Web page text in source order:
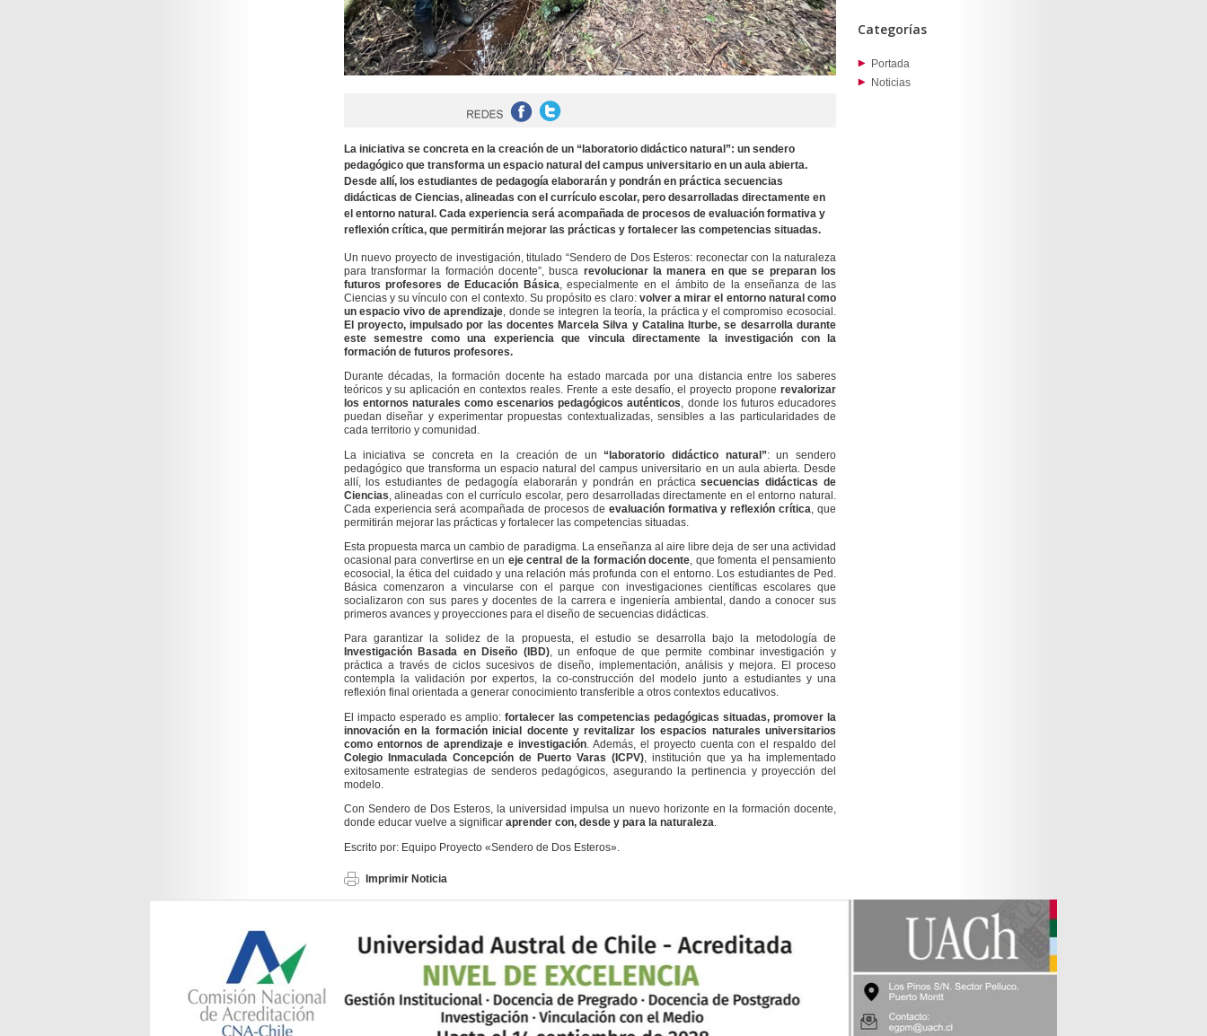
La iniciativa se concreta en la creación de un “laboratorio didáctico natural”: un sendero
pedagógico que transforma un espacio natural del campus universitario en un aula abierta.
Desde allí, los estudiantes de pedagogía elaborarán y pondrán en práctica secuencias
didácticas de Ciencias, alineadas con el currículo escolar, pero desarrolladas directamente en
el entorno natural. Cada experiencia será acompañada de procesos de evaluación formativa y
reflexión crítica, que permitirán mejorar las prácticas y fortalecer las competencias situadas.
Un nuevo proyecto de investigación, titulado “Sendero de Dos Esteros: reconectar con la naturaleza
para transformar la formación docente”, busca revolucionar la manera en que se preparan los
futuros profesores de Educación Básica, especialmente en el ámbito de la enseñanza de las
Ciencias y su vínculo con el contexto. Su propósito es claro: volver a mirar el entorno natural como
un espacio vivo de aprendizaje, donde se integren la teoría, la práctica y el compromiso ecosocial.
El proyecto, impulsado por las docentes Marcela Silva y Catalina Iturbe, se desarrolla durante
este semestre como una experiencia que vincula directamente la investigación con la
formación de futuros profesores.
Durante décadas, la formación docente ha estado marcada por una distancia entre los saberes
teóricos y su aplicación en contextos reales. Frente a este desafío, el proyecto propone revalorizar
los entornos naturales como escenarios pedagógicos auténticos, donde los futuros educadores
puedan diseñar y experimentar propuestas contextualizadas, sensibles a las particularidades de
cada territorio y comunidad.
La iniciativa se concreta en la creación de un “laboratorio didáctico natural”: un sendero
pedagógico que transforma un espacio natural del campus universitario en un aula abierta. Desde
allí, los estudiantes de pedagogía elaborarán y pondrán en prácticasecuencias didácticas de
Ciencias , alineadas con el currículo escolar, pero desarrolladas directamente en el entorno natural.
Cada experiencia será acompañada de procesos de evaluación formativa y reflexión crítica , que
permitirán mejorar las prácticas y fortalecer las competencias situadas.
Esta propuesta marca un cambio de paradigma. La enseñanza al aire libre deja de ser una actividad
ocasional para convertirse en un eje central de la formación docente, que fomenta el pensamiento
ecosocial, la ética del cuidado y una relación más profunda con el entorno. Los estudiantes de Ped.
Básica comenzaron a vincularse con el parque con investigaciones científicas escolares que
socializaron con sus pares y docentes de la carrera e ingeniería ambiental, dando a conocer sus
primeros avances y proyecciones para el diseño de secuencias didácticas.
Para garantizar la solidez de la propuesta, el estudio se desarrolla bajo la metodología de
Investigación Basada en Diseño (IBD), un enfoque de que permite combinar investigación y
práctica a través de ciclos sucesivos de diseño, implementación, análisis y mejora. El proceso
contempla la validación por expertos, la co-construcción del modelo junto a estudiantes y una
reflexión final orientada a generar conocimiento transferible a otros contextos educativos.
El impacto esperado es amplio: fortalecer las competencias pedagógicas situadas, promover la
innovación en la formación inicial docente y revitalizar los espacios naturales universitarios
como entornos de aprendizaje e investigación . Además, el proyecto cuenta con el respaldo del
Colegio Inmaculada Concepción de Puerto Varas (ICPV), institución que ya ha implementado
exitosamente estrategias de senderos pedagógicos, asegurando la pertinencia y proyección del
modelo.
Con Sendero de Dos Esteros, la universidad impulsa un nuevo horizonte en la formación docente,
donde educar vuelve a significar aprender con, desde y para la naturaleza.
Escrito por: Equipo Proyecto «Sendero de Dos Esteros».
Imprimir Noticia
Categorías
Portada
Noticias